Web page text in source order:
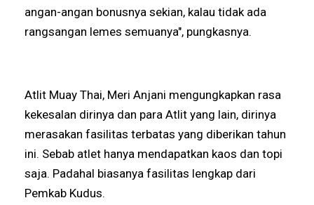
angan-angan bonusnya sekian, kalau tidak ada
rangsangan lemes semuanya", pungkasnya.
Atlit Muay Thai, Meri Anjani mengungkapkan rasa
kekesalan dirinya dan para Atlit yang lain, dirinya
merasakan fasilitas terbatas yang diberikan tahun
ini. Sebab atlet hanya mendapatkan kaos dan topi
saja. Padahal biasanya fasilitas lengkap dari
Pemkab Kudus.